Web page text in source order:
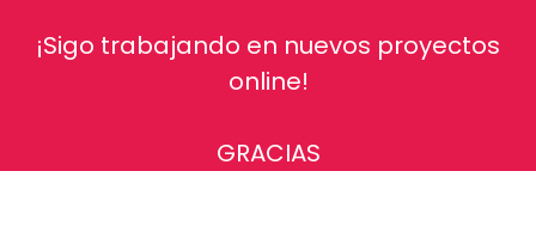
¡Sigo trabajando en nuevos proyectos
online!
GRACIAS